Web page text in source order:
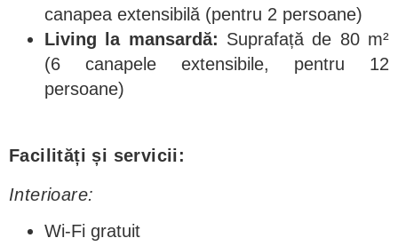
canapea extensibilă (pentru 2 persoane)
Living la mansardă: Suprafață de 80 m²
(6 canapele extensibile, pentru 12
persoane)
Facilități și servicii:
Interioare:
Wi-Fi gratuit